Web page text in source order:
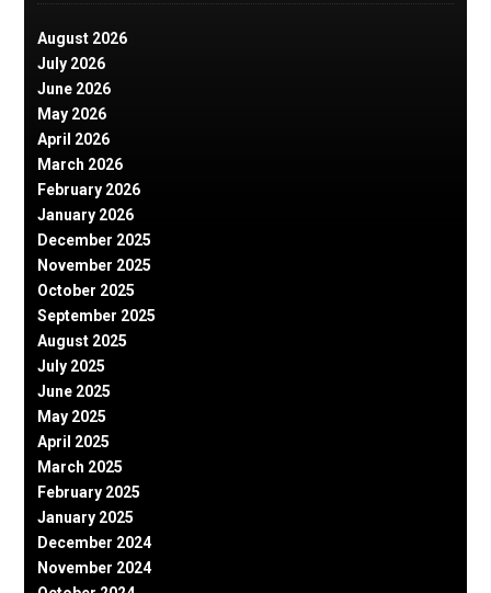
August 2026
July 2026
June 2026
May 2026
April 2026
March 2026
February 2026
January 2026
December 2025
November 2025
October 2025
September 2025
August 2025
July 2025
June 2025
May 2025
April 2025
March 2025
February 2025
January 2025
December 2024
November 2024